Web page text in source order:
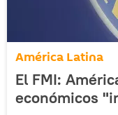
América Latina
El FMI:
económicos